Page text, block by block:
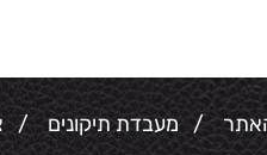
/מעבדת תיקונים/